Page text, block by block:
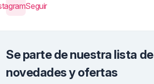
Seguir
Se parte de nuestra lista de
novedades y ofertas